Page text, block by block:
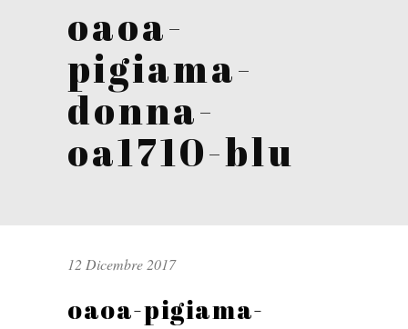
oaoa-
pigiama-
donna-
oa1710-blu
12 Dicembre 2017
oaoa-pigiama-